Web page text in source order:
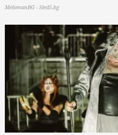
MelomanBG - Sled5.bg